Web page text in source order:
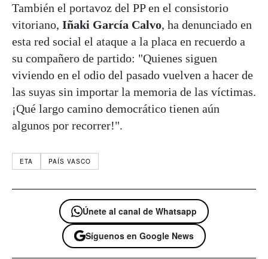
También el portavoz del PP en el consistorio
vitoriano, Iñaki García Calvo, ha denunciado en
esta red social el ataque a la placa en recuerdo a
su compañero de partido: "Quienes siguen
viviendo en el odio del pasado vuelven a hacer de
las suyas sin importar la memoria de las víctimas.
¡Qué largo camino democrático tienen aún
algunos por recorrer!".
ETA PAÍS VASCO
Únete al canal de Whatsapp
Síguenos en Google News